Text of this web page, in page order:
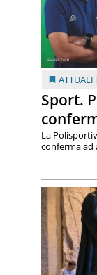
Sport.
La
conferma ad